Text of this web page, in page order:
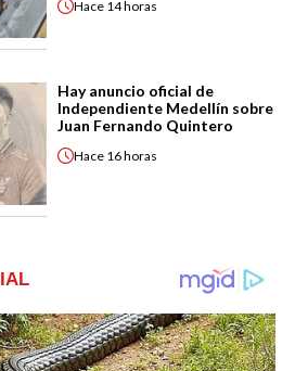
Hace 14 horas
Hay anuncio oficial de
Independiente Medellín sobre
Juan Fernando Quintero
Hace 16 horas